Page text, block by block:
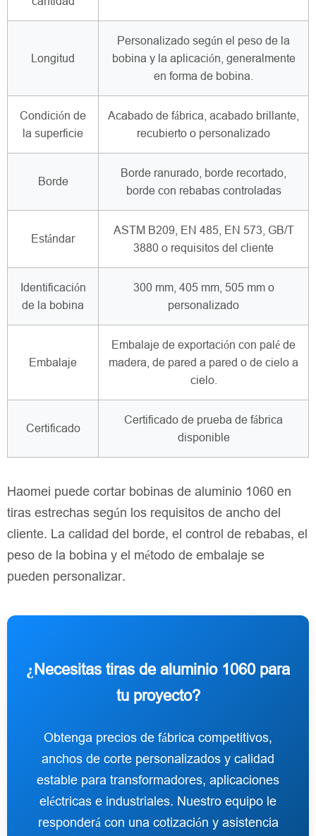
Longitud
Personalizado según el peso de la
bobina y la aplicación, generalmente
en forma de bobina.
Condición de
la superficie
Acabado de fábrica, acabado brillante,
recubierto o personalizado
Borde
Borde ranurado, borde recortado,
borde con rebabas controladas
Estándar
ASTM B209, EN 485, EN 573, GB/T
3880 o requisitos del cliente
Identificación
de la bobina
300 mm, 405 mm, 505 mm o
personalizado
Embalaje
Embalaje de exportación con palé de
madera, de pared a pared o de cielo a
cielo.
Certificado
Certificado de prueba de fábrica
disponible
Haomei puede cortar bobinas de aluminio 1060 en
tiras estrechas según los requisitos de ancho del
cliente. La calidad del borde, el control de rebabas, el
peso de la bobina y el método de embalaje se
pueden personalizar.
¿Necesitas tiras de aluminio 1060 para
tu proyecto?
Obtenga precios de fábrica competitivos,
anchos de corte personalizados y calidad
estable para transformadores, aplicaciones
eléctricas e industriales. Nuestro equipo le
responderá con una cotización y asistencia